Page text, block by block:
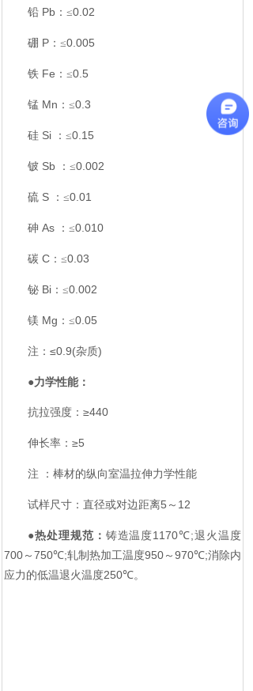
铅 Pb ：≤0.02
硼 P ：≤0.005
铁 Fe ：≤0.5
锰 Mn ：≤0.3
硅 Si ：≤0.15
铍 Sb ：≤0.002
硫 S ：≤0.01
砷 As ：≤0.010
碳 C ：≤0.03
铋 Bi ：≤0.002
镁 Mg ：≤0.05
注： ≤0.9(杂质)
●力学性能：
抗拉强度： ≥440
伸长率： ≥5
注 ：棒材的纵向室温拉伸力学性能
试样尺寸：直径或对边距离5 ～ 12
●热处理规范： 铸造温度1170℃;退火温度
700 ～ 750℃;轧制热加工温度950 ～ 970℃;消除内
应力的低温退火温度250℃。